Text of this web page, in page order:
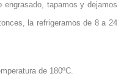
engrasado, tapamos y dejamos
la refrigeramos de 8 a 24
de 180ºC.